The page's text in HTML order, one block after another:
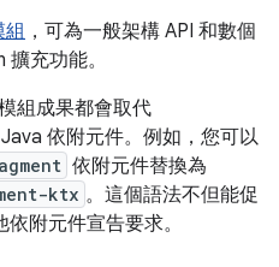
組 ，可為一般架構 API 和數個
充功能。
組成果都會取代
依附元件。例如，您可以
依附元件替換為
ktx 。這個語法不但能促
附元件宣告要求。